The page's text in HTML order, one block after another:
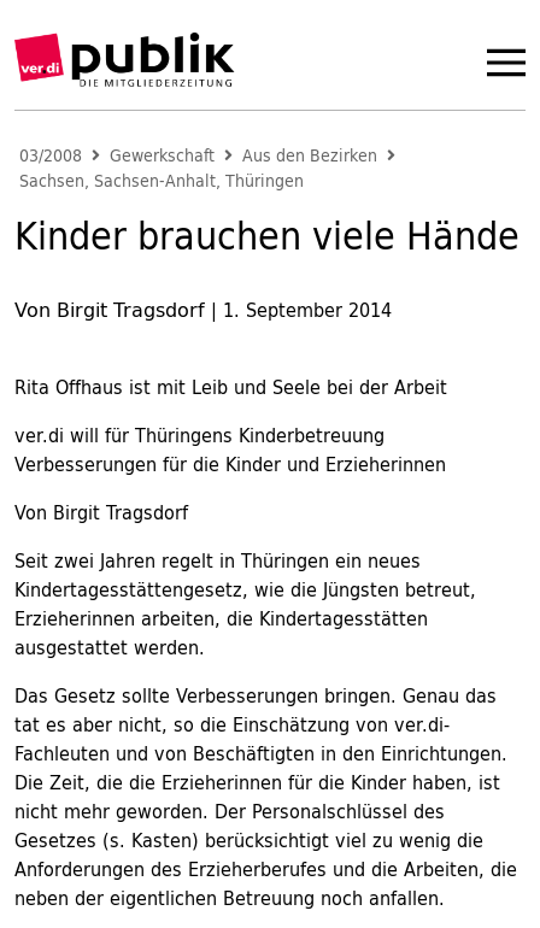
03/2008 Gewerkschaft
Aus den Bezirken
Sachsen, Sachsen-Anhalt, Thüringen
Kinder brauchen viele Hände
Von Birgit Tragsdorf | 1. September 2014
Rita Offhaus ist mit Leib und Seele bei der Arbeit
ver.di will für Thüringens Kinderbetreuung
Verbesserungen für die Kinder und Erzieherinnen
Von Birgit Tragsdorf
Seit zwei Jahren regelt in Thüringen ein neues
Kindertagesstättengesetz, wie die Jüngsten betreut,
Erzieherinnen arbeiten, die Kindertagesstätten
ausgestattet werden.
Das Gesetz sollte Verbesserungen bringen. Genau das
tat es aber nicht, so die Einschätzung von ver.di-
Fachleuten und von Beschäftigten in den Einrichtungen.
Die Zeit, die die Erzieherinnen für die Kinder haben, ist
nicht mehr geworden. Der Personalschlüssel des
Gesetzes (s. Kasten) berücksichtigt viel zu wenig die
Anforderungen des Erzieherberufes und die Arbeiten, die
neben der eigentlichen Betreuung noch anfallen.